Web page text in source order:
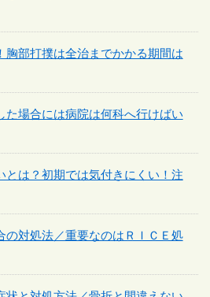
胸部打撲は全治までかかる期間は
た場合には病院は何科へ行けばい
とは？初期では気付きにくい！注
の対処法／重要なのはＲＩＣＥ処